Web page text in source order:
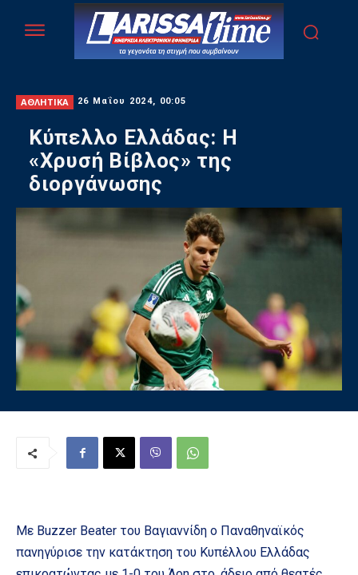
ΑΘΛΗΤΙΚΑ 26 Μαΐου 2024, 00:05
Κύπελλο Ελλάδας: Η
«Χρυσή Βίβλος» της
διοργάνωσης
Με Buzzer Beater του Βαγιαννίδη ο Παναθηναϊκός
πανηγύρισε την κατάκτηση του Κυπέλλου Ελλάδας